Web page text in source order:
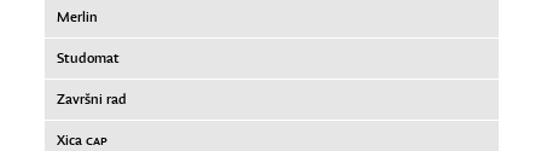
Merlin
Studomat
Završni rad
Xica CAP